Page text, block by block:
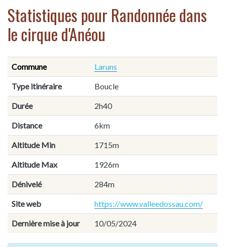
Statistiques pour Randonnée dans
le cirque d'Anéou
Commune Laruns
Type itinéraire Boucle
Durée 2h40
Distance 6km
Altitude Min 1715m
Altitude Max 1926m
Dénivelé 284m
Site web https://www.valleedossau.com/
Dernière mise à jour 10/05/2024